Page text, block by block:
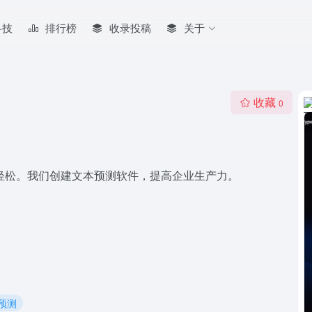
排行榜 收录投稿 关于
收藏 0
。我们创建文本预测软件，提高企业生产力。
测